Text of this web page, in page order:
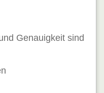
Genauigkeit sind